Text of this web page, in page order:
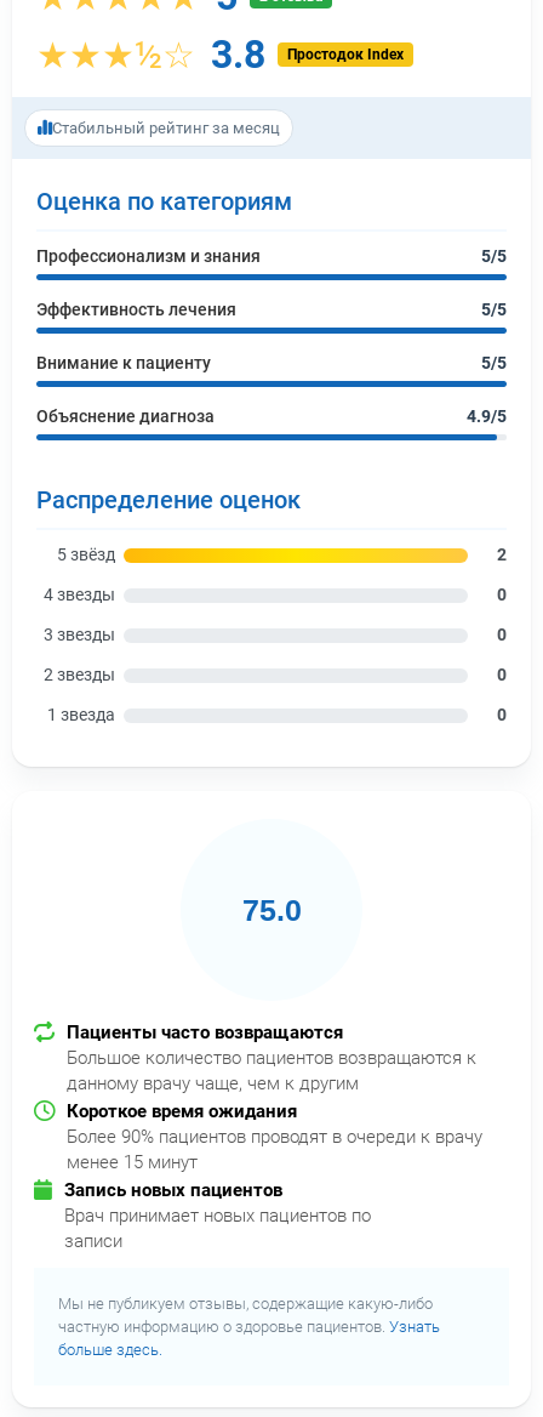
★★★½☆ 3.8 Простодок Index
Стабильный рейтинг за месяц
Оценка по категориям
Профессионализм и знания 5/5
Эффективность лечения 5/5
Внимание к пациенту 5/5
Объяснение диагноза 4.9/5
Распределение оценок
5 звёзд 2
4 звезды 0
3 звезды 0
2 звезды 0
1 звезда 0
75.0
Пациенты часто возвращаются
Большое количество пациентов возвращаются к
данному врачу чаще, чем к другим
Короткое время ожидания
Более 90% пациентов проводят в очереди к врачу
менее 15 минут
Запись новых пациентов
Врач принимает новых пациентов по
записи
Мы не публикуем отзывы, содержащие какую-либо
частную информацию о здоровье пациентов. Узнать
больше здесь.